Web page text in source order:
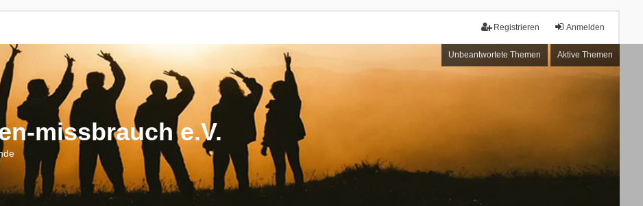
Anmelden
Registrieren
Unbeantwortete Themen Aktive Themen
missbrauch e.V.